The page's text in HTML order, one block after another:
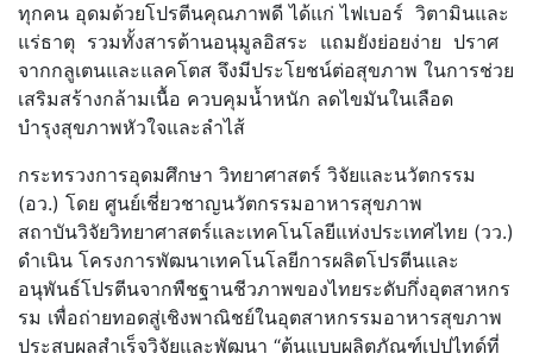
ทุกคน อุดมด้วยโปรตีนคุณภาพดี ได้แก่ ไฟเบอร์ วิตามินและ
แร่ธาตุ รวมทั้งสารต้านอนุมูลอิสระ แถมยังย่อยง่าย ปราศ
จากกลูเตนและแลคโตส จึงมีประโยชน์ต่อสุขภาพ ในการช่วย
เสริมสร้างกล้ามเนื้อ ควบคุมน้ำหนัก ลดไขมันในเลือด
บำรุงสุขภาพหัวใจและลำไส้
กระทรวงการอุดมศึกษา วิทยาศาสตร์ วิจัยและนวัตกรรม
(อว.) โดย ศูนย์เชี่ยวชาญนวัตกรรมอาหารสุขภาพ
สถาบันวิจัยวิทยาศาสตร์และเทคโนโลยีแห่งประเทศไทย (วว.)
ดำเนิน โครงการพัฒนาเทคโนโลยีการผลิตโปรตีนและ
อนุพันธ์โปรตีนจากพืชฐานชีวภาพของไทยระดับกึ่งอุตสาหกร
รม เพื่อถ่ายทอดสู่เชิงพาณิชย์ในอุตสาหกรรมอาหารสุขภาพ
ประสบผลสำเร็จวิจัยและพัฒนา “ต้นแบบผลิตภัณฑ์เปปไทด์ที่